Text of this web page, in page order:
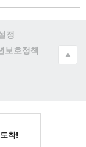
정
보호정책
▲